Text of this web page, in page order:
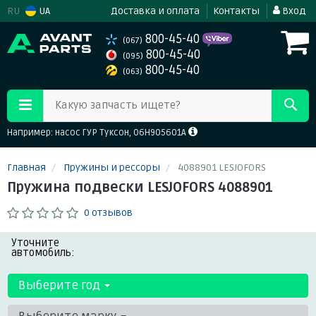
RU UA Доставка и оплата Контакты Вход
(067) 800-45-40
(095) 800-45-40
(063) 800-45-40
Какую запчасть ищете?
Например: насос ГУР Туксон, 06H905601A
Главная Пружины и рессоры 4088901 LESJOFORS
Пружина подвески LESJOFORS 4088901
0 отзывов
Уточните
автомобиль:
Выберите год